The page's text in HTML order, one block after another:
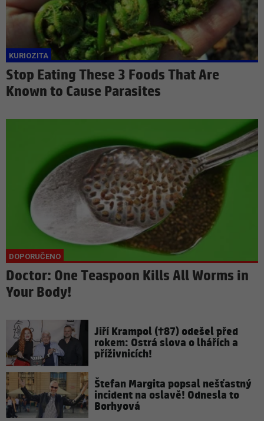
Stop Eating These 3 Foods That Are
Known to Cause Parasites
Doctor: One Teaspoon Kills All Worms in
Your Body!
Jiří Krampol (†87) odešel před
rokem: Ostrá slova o lhářích a
příživnicích!
Štefan Margita popsal nešťastný
incident na oslavě! Odnesla to
Borhyová